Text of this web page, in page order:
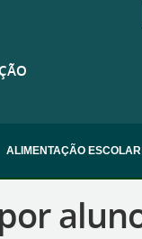
ALIMENTAÇÃO ESCOLAR